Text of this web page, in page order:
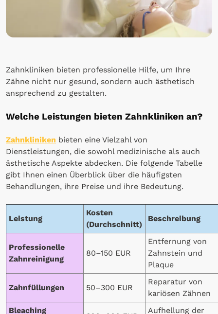
Zahnkliniken bieten professionelle Hilfe, um Ihre
Zähne nicht nur gesund, sondern auch ästhetisch
ansprechend zu gestalten.
Welche Leistungen bieten Zahnkliniken an?
Zahnkliniken bieten eine Vielzahl von
Dienstleistungen, die sowohl medizinische als auch
ästhetische Aspekte abdecken. Die folgende Tabelle
gibt Ihnen einen Überblick über die häufigsten
Behandlungen, ihre Preise und ihre Bedeutung.
Leistung
Kosten
(Durchschnitt)
Beschreibung
Professionelle
Zahnreinigung
80–150 EUR
Entfernung von
Zahnstein und
Plaque
Zahnfüllungen 50–300 EUR
Reparatur von
kariösen Zähnen
Bleaching
Aufhellung der